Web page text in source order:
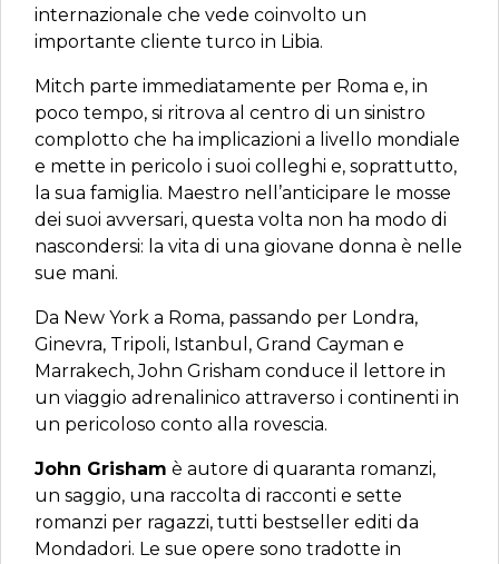
internazionale che vede coinvolto un
importante cliente turco in Libia.
Mitch parte immediatamente per Roma e, in
poco tempo, si ritrova al centro di un sinistro
complotto che ha implicazioni a livello mondiale
e mette in pericolo i suoi colleghi e, soprattutto,
la sua famiglia. Maestro nell’anticipare le mosse
dei suoi avversari, questa volta non ha modo di
nascondersi: la vita di una giovane donna è nelle
sue mani.
Da New York a Roma, passando per Londra,
Ginevra, Tripoli, Istanbul, Grand Cayman e
Marrakech, John Grisham conduce il lettore in
un viaggio adrenalinico attraverso i continenti in
un pericoloso conto alla rovescia.
John Grisham è autore di quaranta romanzi,
un saggio, una raccolta di racconti e sette
romanzi per ragazzi, tutti bestseller editi da
Mondadori. Le sue opere sono tradotte in